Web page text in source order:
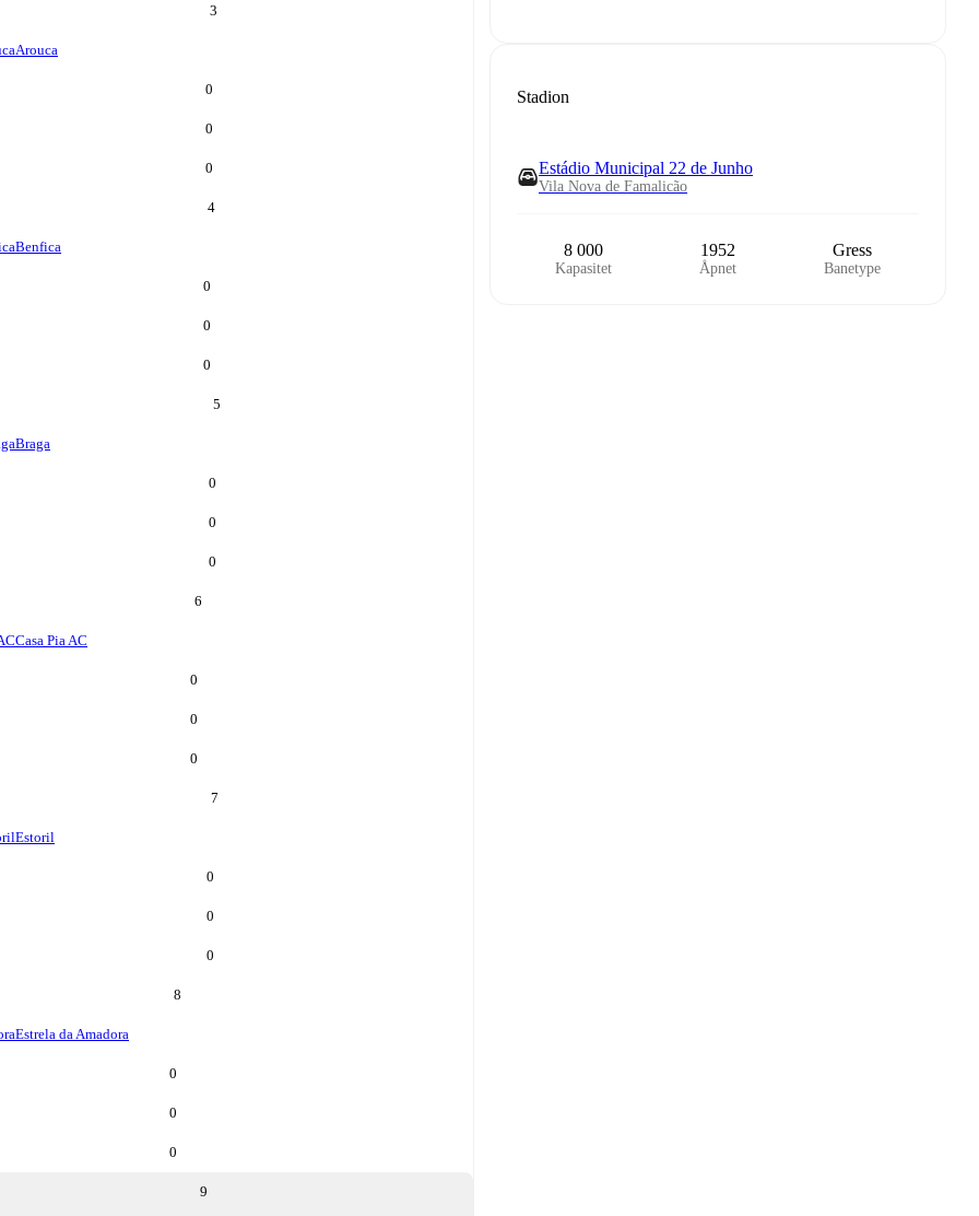
3
Arouca
0
0
0
4
Benfica
0
0
0
5
Braga
0
0
0
6
Casa Pia AC
0
0
0
7
Estoril
0
0
0
8
Estrela da Amadora
0
0
0
9
Stadion
Estádio Municipal 22 de Junho
Vila Nova de Famalicão
8 000
Kapasitet
1952
Åpnet
Gress
Banetype